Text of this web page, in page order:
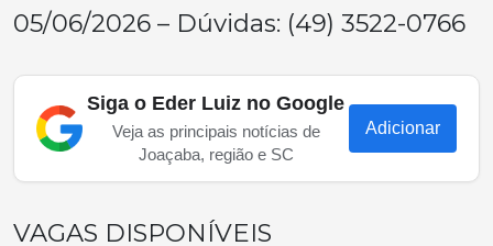
05/06/2026 – Dúvidas: (49) 3522-0766
Siga o Eder Luiz no Google
Veja as principais notícias de
Joaçaba, região e SC
Adicionar
VAGAS DISPONÍVEIS